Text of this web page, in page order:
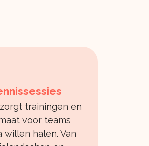
trainingen en
voor teams
willen halen. Van